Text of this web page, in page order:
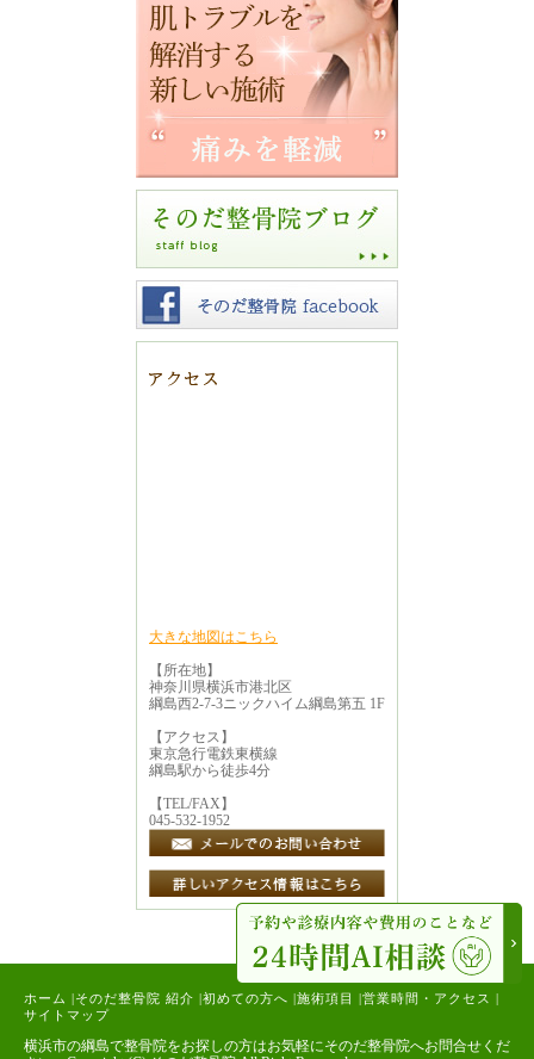
大きな地図はこちら
【所在地】
神奈川県横浜市港北区
綱島西2-7-3ニックハイム綱島第五 1F
【アクセス】
東京急行電鉄東横線
綱島駅から徒歩4分
【TEL/FAX】
045-532-1952
ホーム |そのだ整骨院 紹介 |初めての方へ |施術項目 |営業時間・アクセス |
サイトマップ
横浜市の綱島で整骨院をお探しの方はお気軽にそのだ整骨院へお問合せくだ